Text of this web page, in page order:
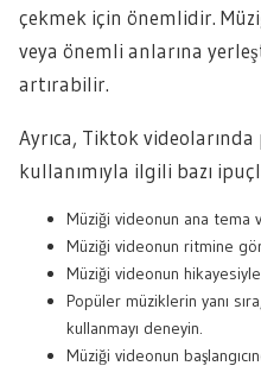
çekmek için önemlidir.
veya önemli anlarına
artırabilir.
Ayrıca, Tiktok
kullanımıyla ilgili bazı
Müziği videonun ana tema
Müziği videonun ritmine
Müziği videonun
Popüler müziklerin yanı
kullanmayı deneyin.
Müziği videonun